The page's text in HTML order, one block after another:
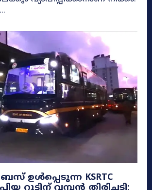
ഉൾപ്പെടുന്ന KSRTC